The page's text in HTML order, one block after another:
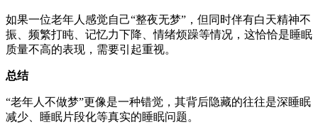
如果一位老年人感觉自己“整夜无梦”，但同时伴有白天精神不
振、频繁打盹、记忆力下降、情绪烦躁等情况，这恰恰是睡眠
质量不高的表现，需要引起重视。
总结
“老年人不做梦”更像是一种错觉，其背后隐藏的往往是深睡眠
减少、睡眠片段化等真实的睡眠问题。